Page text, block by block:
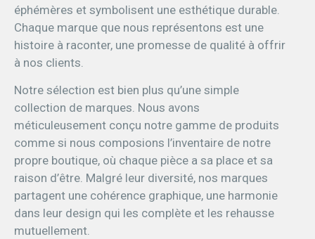
éphémères et symbolisent une esthétique durable.
Chaque marque que nous représentons est une
histoire à raconter, une promesse de qualité à offrir
à nos clients.
Notre sélection est bien plus qu’une simple
collection de marques. Nous avons
méticuleusement conçu notre gamme de produits
comme si nous composions l’inventaire de notre
propre boutique, où chaque pièce a sa place et sa
raison d’être. Malgré leur diversité, nos marques
partagent une cohérence graphique, une harmonie
dans leur design qui les complète et les rehausse
mutuellement.